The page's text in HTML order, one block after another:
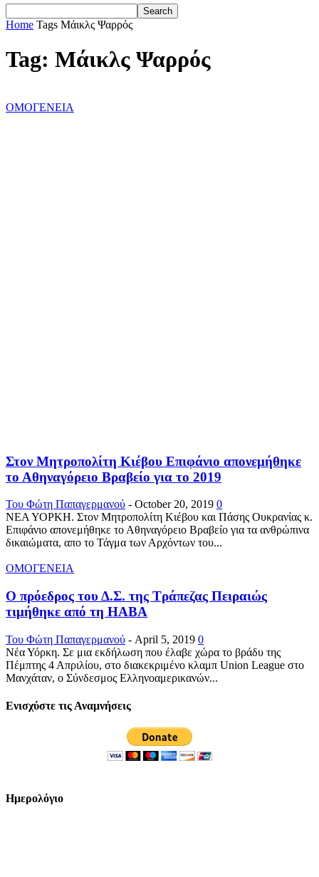
Home Tags Μάικλς Ψαρρός
Tag: Μάικλς Ψαρρός
ΟΜΟΓΕΝΕΙΑ
Στον Μητροπολίτη Κιέβου Επιφάνιο απονεμήθηκε
το Αθηναγόρειο Βραβείο για το 2019
Του Φώτη Παπαγερμανού - October 20, 2019 0
ΝΕΑ ΥΟΡΚΗ. Στον Μητροπολίτη Κιέβου και Πάσης Ουκρανίας κ.
Επιφάνιο απονεμήθηκε το Αθηναγόρειο Βραβείο για τα ανθρώπινα
δικαιώματα, απο το Τάγμα των Αρχόντων του...
ΟΜΟΓΕΝΕΙΑ
Ο πρόεδρος του Δ.Σ. της Τράπεζας Πειραιώς
τιμήθηκε από τη HABA
Του Φώτη Παπαγερμανού - April 5, 2019 0
Νέα Υόρκη. Σε μια εκδήλωση που έλαβε χώρα το βράδυ της
Πέμπτης 4 Απριλίου, στο διακεκριμένο κλαμπ Union League στο
Μανχάταν, ο Σύνδεσμος Ελληνοαμερικανών...
Ενισχύστε τις Αναμνήσεις
Ημερολόγιο